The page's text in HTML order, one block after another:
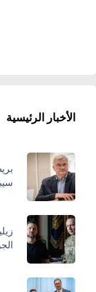
الأخبار الرئيسية